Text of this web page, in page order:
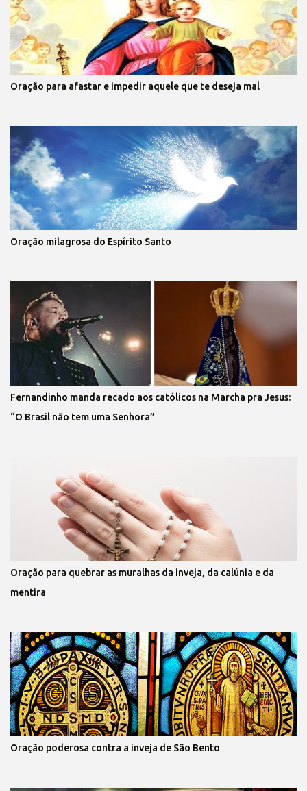
Oração para afastar e impedir aquele que te deseja mal
Oração milagrosa do Espírito Santo
Fernandinho manda recado aos católicos na Marcha pra Jesus:
“O Brasil não tem uma Senhora”
Oração para quebrar as muralhas da inveja, da calúnia e da
mentira
Oração poderosa contra a inveja de São Bento